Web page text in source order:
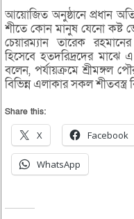
আয়োজিত অনুষ্ঠানে প্রধান
শীতে কোন মানুষ যেনো কষ্ট
চেয়ারম্যান তারেক
হিসেবে হতদরিদ্রদের মাঝে
বলেন, পর্যায়ক্রমে শ্রীমঙ্গল
বিভিন্ন এলাকার সকল শীতবস্ত্র
Share this:
X Facebook
WhatsApp